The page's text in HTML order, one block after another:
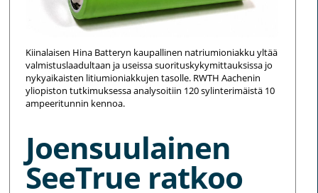
Kiinalaisen Hina Batteryn kaupallinen natriumioniakku yltää
valmistuslaadultaan ja useissa suorituskykymittauksissa jo
nykyaikaisten litiumioniakkujen tasolle. RWTH Aachenin
yliopiston tutkimuksessa analysoitiin 120 sylinterimäistä 10
ampeeritunnin kennoa.
Joensuulainen
SeeTrue ratkoo